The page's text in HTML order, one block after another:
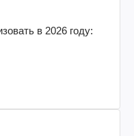
в 2026 году: